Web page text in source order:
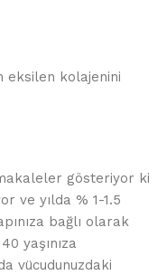
eksilen kolajenini
gösteriyor ki
ve yılda % 1-1.5
bağlı olarak
yaşınıza
vücudunuzdaki